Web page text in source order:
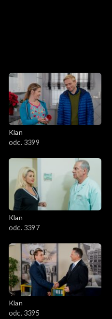
na temat przyszłości Borysa.
Klan
odc. 3399
Klan
odc. 3397
Klan
odc. 3395